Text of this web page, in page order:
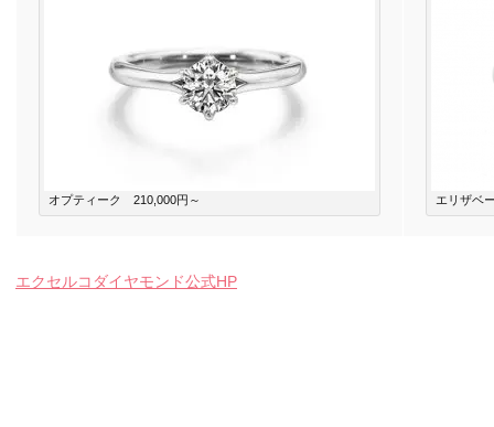
オプティーク 210,000円～ エリザベ
エクセルコダイヤモンド公式HP